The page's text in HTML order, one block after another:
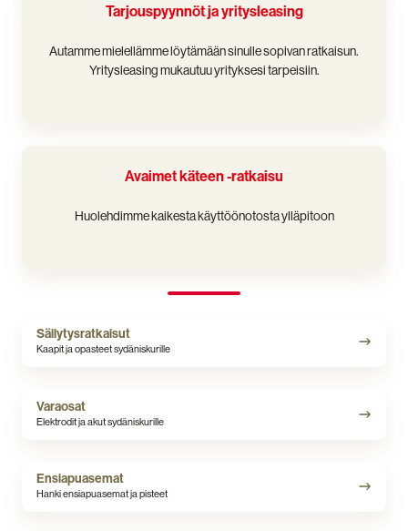
Tarjouspyynnöt ja yritysleasing
Autamme mielellämme löytämään sinulle sopivan ratkaisun.
Yritysleasing mukautuu yrityksesi tarpeisiin.
ja
Avaimet käteen -ratkaisu
Huolehdimme kaikesta käyttöönotosta ylläpitoon
käteen
ratkaisu
Säilytysratkaisut
Kaapit ja opasteet sydäniskurille
Säilytysratkaisut
Varaosat
Elektrodit ja akut sydäniskurille
Ensiapuasemat
Hanki ensiapuasemat ja pisteet
Ensiapuasemat